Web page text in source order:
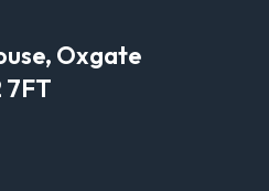
Oxgate
7FT